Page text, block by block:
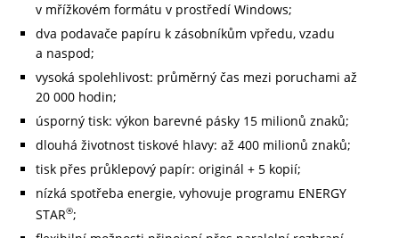
v mřížkovém formátu v prostředí Windows;
dva podavače papíru k zásobníkům vpředu, vzadu
a naspod;
vysoká spolehlivost: průměrný čas mezi poruchami až
20 000 hodin;
úsporný tisk: výkon barevné pásky 15 milionů znaků;
dlouhá životnost tiskové hlavy: až 400 milionů znaků;
tisk přes průklepový papír: originál + 5 kopií;
nízká spotřeba energie, vyhovuje programu ENERGY
STAR®;